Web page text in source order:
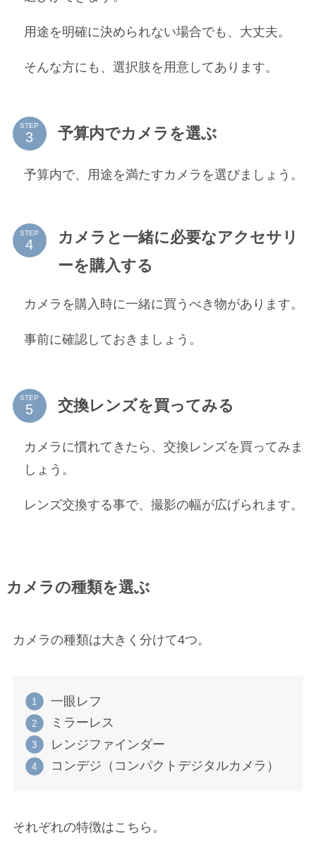
用途を明確に決められない場合でも、大丈夫。
そんな方にも、選択肢を用意してあります。
STEP 予算内でカメラを選ぶ
予算内で、用途を満たすカメラを選びましょう。
STEP
カメラと一緒に必要なアクセサリ
ーを購入する
カメラを購入時に一緒に買うべき物があります。
事前に確認しておきましょう。
STEP 交換レンズを買ってみる
カメラに慣れてきたら、交換レンズを買ってみま
しょう。
レンズ交換する事で、撮影の幅が広げられます。
カメラの種類を選ぶ
カメラの種類は大きく分けて4つ。
一眼レフ
ミラーレス
レンジファインダー
コンデジ（コンパクトデジタルカメラ）
それぞれの特徴はこちら。